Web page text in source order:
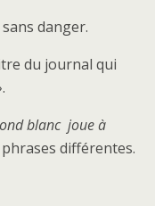
danger.
du journal qui
blanc joue à
différentes.